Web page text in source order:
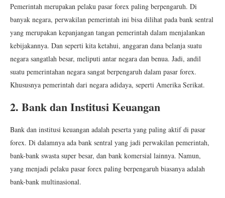
Pemerintah merupakan pelaku pasar forex paling berpengaruh. Di
banyak negara, perwakilan pemerintah ini bisa dilihat pada bank sentral
yang merupakan kepanjangan tangan pemerintah dalam menjalankan
kebijakannya. Dan seperti kita ketahui, anggaran dana belanja suatu
negara sangatlah besar, meliputi antar negara dan benua. Jadi, andil
suatu pemerintahan negara sangat berpengaruh dalam pasar forex.
Khususnya pemerintah dari negara adidaya, seperti Amerika Serikat.
2. Bank dan Institusi Keuangan
Bank dan institusi keuangan adalah peserta yang paling aktif di pasar
forex. Di dalamnya ada bank sentral yang jadi perwakilan pemerintah,
bank-bank swasta super besar, dan bank komersial lainnya. Namun,
yang menjadi pelaku pasar forex paling berpengaruh biasanya adalah
bank-bank multinasional.